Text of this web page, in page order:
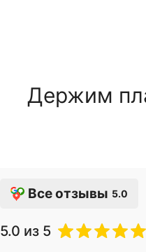
Держим
Все отзывы 5.0
5.0 из 5